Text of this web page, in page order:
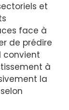
et
face à
de prédire
convient
à
la